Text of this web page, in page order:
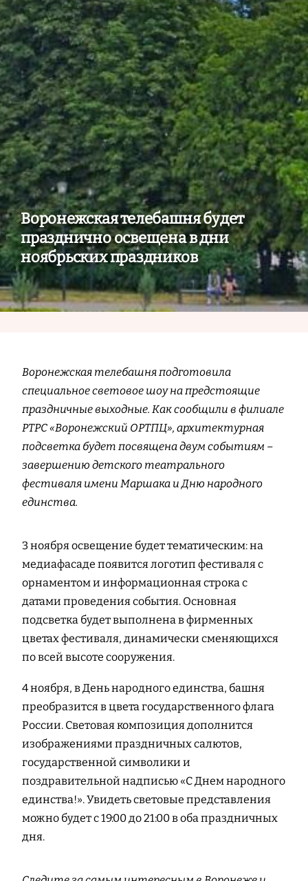
Воронежская телебашня будет
празднично освещена в дни
ноябрьских праздников
Воронежская телебашня подготовила
специальное световое шоу на предстоящие
праздничные выходные. Как сообщили в филиале
РТРС «Воронежский ОРТПЦ», архитектурная
подсветка будет посвящена двум событиям –
завершению детского театрального
фестиваля имени Маршака и Дню народного
единства.
3 ноября освещение будет тематическим: на
медиафасаде появится логотип фестиваля с
орнаментом и информационная строка с
датами проведения события. Основная
подсветка будет выполнена в фирменных
цветах фестиваля, динамически сменяющихся
по всей высоте сооружения.
4 ноября, в День народного единства, башня
преобразится в цвета государственного флага
России. Световая композиция дополнится
изображениями праздничных салютов,
государственной символики и
поздравительной надписью «С Днем народного
единства!». Увидеть световые представления
можно будет с 19:00 до 21:00 в оба праздничных
дня.